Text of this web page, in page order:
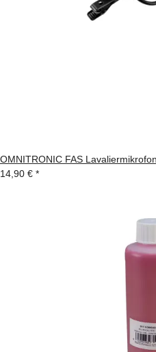
OMNITRONIC FAS
14,90 € *